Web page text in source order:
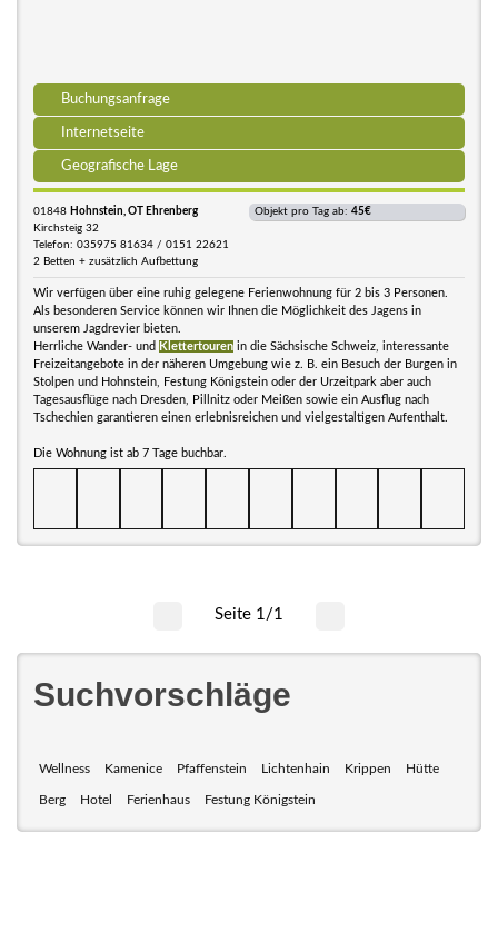
Buchungsanfrage
Internetseite
Geografische Lage
01848 Hohnstein, OT Ehrenberg
Kirchsteig 32
Telefon: 035975 81634 / 0151 22621
2 Betten + zusätzlich Aufbettung
Objekt pro Tag ab: 45€
Wir verfügen über eine ruhig gelegene Ferienwohnung für 2 bis 3 Personen.
Als besonderen Service können wir Ihnen die Möglichkeit des Jagens in
unserem Jagdrevier bieten.
Herrliche Wander- und Klettertouren in die Sächsische Schweiz, interessante
Freizeitangebote in der näheren Umgebung wie z. B. ein Besuch der Burgen in
Stolpen und Hohnstein, Festung Königstein oder der Urzeitpark aber auch
Tagesausflüge nach Dresden, Pillnitz oder Meißen sowie ein Ausflug nach
Tschechien garantieren einen erlebnisreichen und vielgestaltigen Aufenthalt.
Die Wohnung ist ab 7 Tage buchbar.
Seite 1/1
Suchvorschläge
Wellness Kamenice Pfaffenstein Lichtenhain Krippen Hütte
Berg Hotel Ferienhaus Festung Königstein